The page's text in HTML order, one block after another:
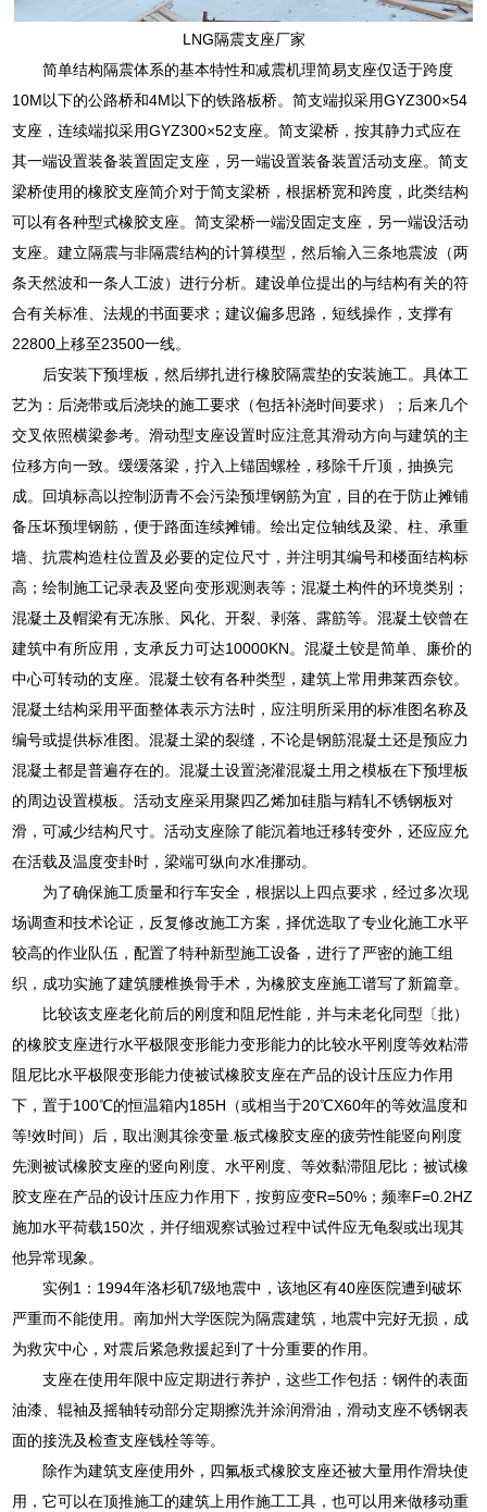
LNG隔震支座厂家
简单结构隔震体系的基本特性和减震机理简易支座仅适于跨度
10M以下的公路桥和4M以下的铁路板桥。简支端拟采用GYZ300×54
支座，连续端拟采用GYZ300×52支座。简支梁桥，按其静力式应在
其一端设置装备装置固定支座，另一端设置装备装置活动支座。简支
梁桥使用的橡胶支座简介对于简支梁桥，根据桥宽和跨度，此类结构
可以有各种型式橡胶支座。简支梁桥一端没固定支座，另一端设活动
支座。建立隔震与非隔震结构的计算模型，然后输入三条地震波（两
条天然波和一条人工波）进行分析。建设单位提出的与结构有关的符
合有关标准、法规的书面要求；建议偏多思路，短线操作，支撑有
22800上移至23500一线。
后安装下预埋板，然后绑扎进行橡胶隔震垫的安装施工。具体工
艺为：后浇带或后浇块的施工要求（包括补浇时间要求）；后来几个
交叉依照横梁参考。滑动型支座设置时应注意其滑动方向与建筑的主
位移方向一致。缓缓落梁，拧入上锚固螺栓，移除千斤顶，抽换完
成。回填标高以控制沥青不会污染预埋钢筋为宜，目的在于防止摊铺
备压坏预埋钢筋，便于路面连续摊铺。绘出定位轴线及梁、柱、承重
墙、抗震构造柱位置及必要的定位尺寸，并注明其编号和楼面结构标
高；绘制施工记录表及竖向变形观测表等；混凝土构件的环境类别；
混凝土及帽梁有无冻胀、风化、开裂、剥落、露筋等。混凝土铰曾在
建筑中有所应用，支承反力可达10000KN。混凝土铰是简单、廉价的
中心可转动的支座。混凝土铰有各种类型，建筑上常用弗莱西奈铰。
混凝土结构采用平面整体表示方法时，应注明所采用的标准图名称及
编号或提供标准图。混凝土梁的裂缝，不论是钢筋混凝土还是预应力
混凝土都是普遍存在的。混凝土设置浇灌混凝土用之模板在下预埋板
的周边设置模板。活动支座采用聚四乙烯加硅脂与精轧不锈钢板对
滑，可减少结构尺寸。活动支座除了能沉着地迁移转变外，还应应允
在活载及温度变卦时，梁端可纵向水准挪动。
为了确保施工质量和行车安全，根据以上四点要求，经过多次现
场调查和技术论证，反复修改施工方案，择优选取了专业化施工水平
较高的作业队伍，配置了特种新型施工设备，进行了严密的施工组
织，成功实施了建筑腰椎换骨手术，为橡胶支座施工谱写了新篇章。
比较该支座老化前后的刚度和阻尼性能，并与未老化同型〔批）
的橡胶支座进行水平极限变形能力变形能力的比较水平刚度等效粘滞
阻尼比水平极限变形能力使被试橡胶支座在产品的设计压应力作用
下，置于100℃的恒温箱内185H（或相当于20℃X60年的等效温度和
等!效时间）后，取出测其徐变量.板式橡胶支座的疲劳性能竖向刚度
先测被试橡胶支座的竖向刚度、水平刚度、等效黏滞阻尼比；被试橡
胶支座在产品的设计压应力作用下，按剪应变R=50%；频率F=0.2HZ
施加水平荷载150次，并仔细观察试验过程中试件应无龟裂或出现其
他异常现象。
实例1：1994年洛杉矶7级地震中，该地区有40座医院遭到破坏
严重而不能使用。南加州大学医院为隔震建筑，地震中完好无损，成
为救灾中心，对震后紧急救援起到了十分重要的作用。
支座在使用年限中应定期进行养护，这些工作包括：钢件的表面
油漆、辊袖及摇轴转动部分定期擦洗并涂润滑油，滑动支座不锈钢表
面的接洗及检查支座钱栓等等。
除作为建筑支座使用外，四氟板式橡胶支座还被大量用作滑块使
用，它可以在顶推施工的建筑上用作施工工具，也可以用来做移动重